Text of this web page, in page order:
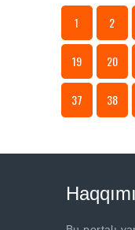
1 2
19 20
37 38